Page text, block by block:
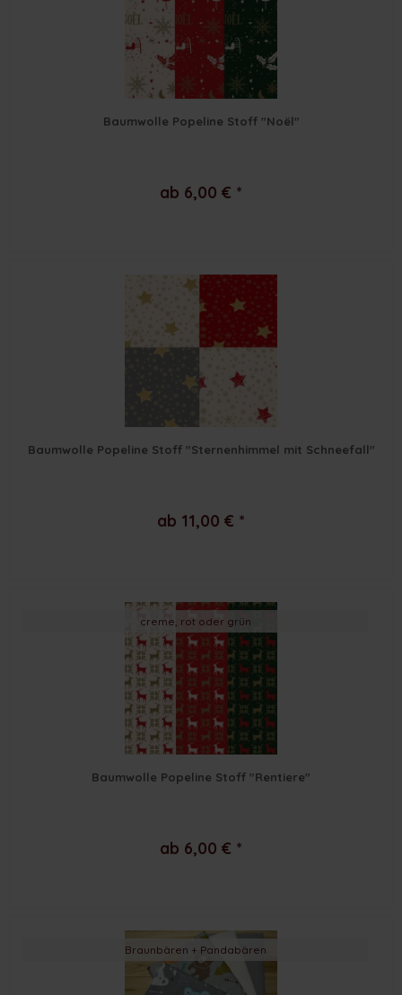
Baumwolle Popeline Stoff "Noël"
ab 6,00 € *
Baumwolle Popeline Stoff "Sternenhimmel mit Schneefall"
ab 11,00 € *
creme, rot oder grün
Baumwolle Popeline Stoff "Rentiere"
ab 6,00 € *
Braunbären + Pandabären